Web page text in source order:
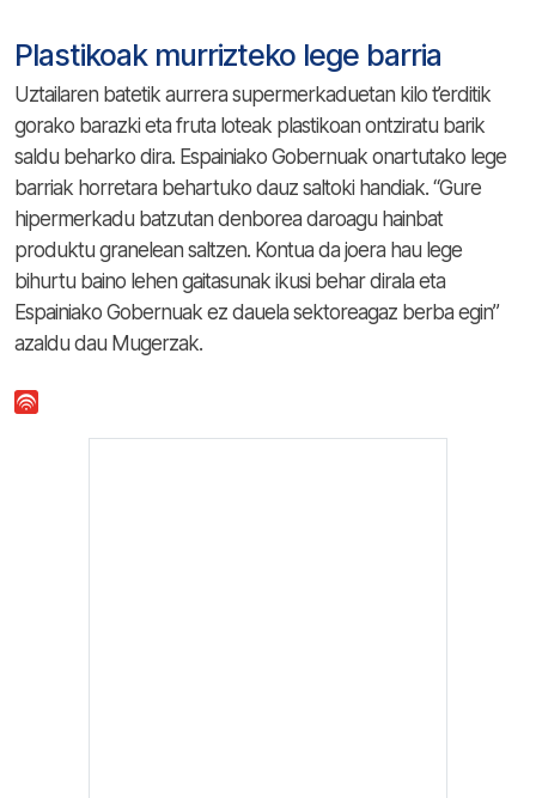
Plastikoak murrizteko lege barria
Uztailaren batetik aurrera supermerkaduetan kilo t’erditik
gorako barazki eta fruta loteak plastikoan ontziratu barik
saldu beharko dira. Espainiako Gobernuak onartutako lege
barriak horretara behartuko dauz saltoki handiak. “Gure
hipermerkadu batzutan denborea daroagu hainbat
produktu granelean saltzen. Kontua da joera hau lege
bihurtu baino lehen gaitasunak ikusi behar dirala eta
Espainiako Gobernuak ez dauela sektoreagaz berba egin”
azaldu dau Mugerzak.